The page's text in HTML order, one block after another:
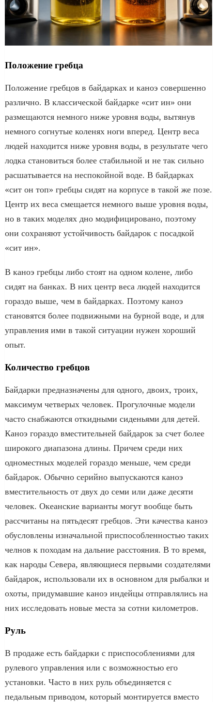
Положение гребца
Положение гребцов в байдарках и каноэ совершенно
различно. В классической байдарке «сит ин» они
размещаются немного ниже уровня воды, вытянув
немного согнутые коленях ноги вперед. Центр веса
людей находится ниже уровня воды, в результате чего
лодка становиться более стабильной и не так сильно
расшатывается на неспокойной воде. В байдарках
«сит он топ» гребцы сидят на корпусе в такой же позе.
Центр их веса смещается немного выше уровня воды,
но в таких моделях дно модифицировано, поэтому
они сохраняют устойчивость байдарок с посадкой
«сит ин».
В каноэ гребцы либо стоят на одном колене, либо
сидят на банках. В них центр веса людей находится
гораздо выше, чем в байдарках. Поэтому каноэ
становятся более подвижными на бурной воде, и для
управления ими в такой ситуации нужен хороший
опыт.
Количество гребцов
Байдарки предназначены для одного, двоих, троих,
максимум четверых человек. Прогулочные модели
часто снабжаются откидными сиденьями для детей.
Каноэ гораздо вместительней байдарок за счет более
широкого диапазона длины. Причем среди них
одноместных моделей гораздо меньше, чем среди
байдарок. Обычно серийно выпускаются каноэ
вместительность от двух до семи или даже десяти
человек. Океанские варианты могут вообще быть
рассчитаны на пятьдесят гребцов. Эти качества каноэ
обусловлены изначальной приспособленностью таких
челнов к походам на дальние расстояния. В то время,
как народы Севера, являющиеся первыми создателями
байдарок, использовали их в основном для рыбалки и
охоты, придумавшие каноэ индейцы отправлялись на
них исследовать новые места за сотни километров.
Руль
В продаже есть байдарки с приспособлениями для
рулевого управления или с возможностью его
установки. Часто в них руль объединяется с
педальным приводом, который монтируется вместо